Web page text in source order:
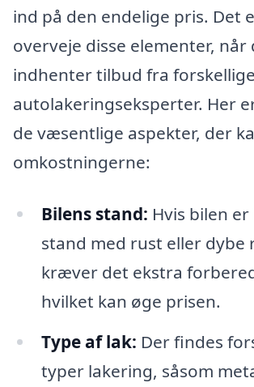
ind på den endelige pris. Det
overveje disse elementer, når
indhenter tilbud fra forskellige
autolakeringseksperter. Her
de væsentlige aspekter, der
omkostningerne:
Bilens stand: Hvis bilen
stand med rust eller dybe
kræver det ekstra
hvilket kan øge prisen.
Type af lak: Der findes
typer lakering, såsom